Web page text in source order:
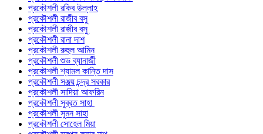
প্রকৌশলী রকিব উল্লাহ
প্রকৌশলী রাজীব বসু
প্রকৌশলী রাজীব বসু
প্রকৌশলী রানা দাশ
প্রকৌশলী রুহুল আমিন
প্রকৌশলী শুভ ব্যানার্জী
প্রকৌশলী শ্যামল কান্তি দাস
প্রকৌশলী সঞ্জয় চন্দ্র সরকার
প্রকৌশলী সাদিয়া আফরিন
প্রকৌশলী সুব্রত সাহা
প্রকৌশলী সুমন সাহা
প্রকৌশলী সোহেল মিয়া